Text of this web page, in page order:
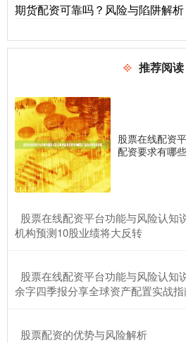
期货配资可靠吗？风险与陷阱解析
推荐阅读
股票在线配资
配资要求有哪
股票在线配资平台功能与风险认知
机构预测10股业绩将大反转
股票在线配资平台功能与风险认知
余字四季报分享全球资产配置实战
​股票配资的优势与风险解析